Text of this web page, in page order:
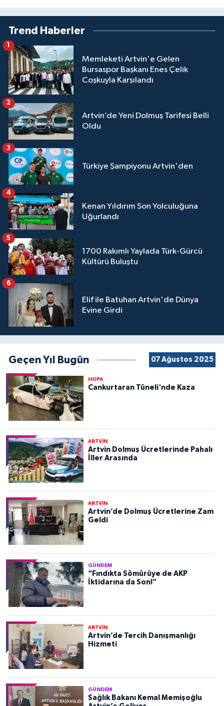
Trend Haberler
Memleketi Artvin'e Gelen
Bursaspor Başkanı Enes Çelik
Coşkuyla Karşılandı
Artvin’de Yeni Dolmuş Tarifesi Belli
Oldu
2
Türkiye Şampiyonu Artvin'den
3
Kenan Yıldırım Son Yolculuğuna
Uğurlandı
4
1700 Rakımlı Yaylada Türk-Gürcü
Kültürü Buluştu
5
Elif ile Batuhan Artvin'de Dünya
Evine Girdi
6
Geçen Yıl Bugün 07 Ağustos 2025
HOPA
Cankurtaran Tüneli'nde Kaza
ARTVİN
Artvin Dolmuş Ücretlerinde Pahalı
İller Arasında
ARTVİN
Artvin’de Dolmuş Ücretlerine Zam
Geldi
GÜNDEM
“Fındıkta Sömürüye de AKP
İktidarına da Son!”
ARTVİN
Artvin’de Tercih Danışmanlığı
Hizmeti
GÜNDEM
Sağlık Bakanı Kemal Memişoğlu